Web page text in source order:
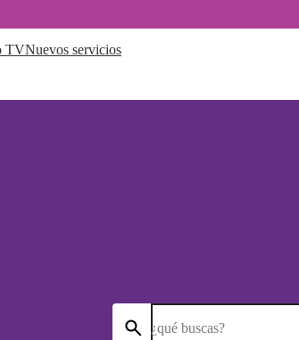
TVNuevos servicios
¿qué buscas?